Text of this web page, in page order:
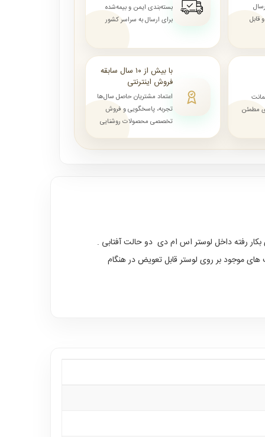
بسته‌بندی ایمن و بیمه‌شده
برای ارسال به سراسر کشور
مطمئن
با بیش از ۱۰ سال سابقه
فروش اینترنتی
اعتماد مشتریان حاصل سال‌ها
تجربه، پاسخگویی و فروش
تخصصی محصولات روشنایی
رفته داخل لوستر اس ام دی دو حالت آفتابی .
های موجود بر روی لوستر قابل تعویض در هنگام